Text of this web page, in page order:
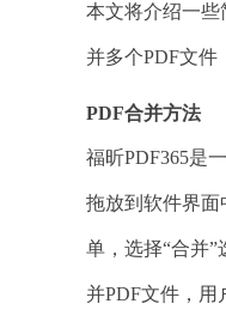
本文将介绍一些
并多个PDF文件
PDF合并方法
福昕PDF365是
拖放到软件界面
单，选择“合并
并PDF文件，用